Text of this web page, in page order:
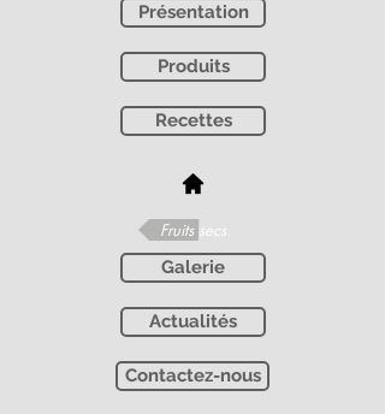
Présentation
Produits
Recettes
Fruits secs
Galerie
Actualités
Contactez-nous